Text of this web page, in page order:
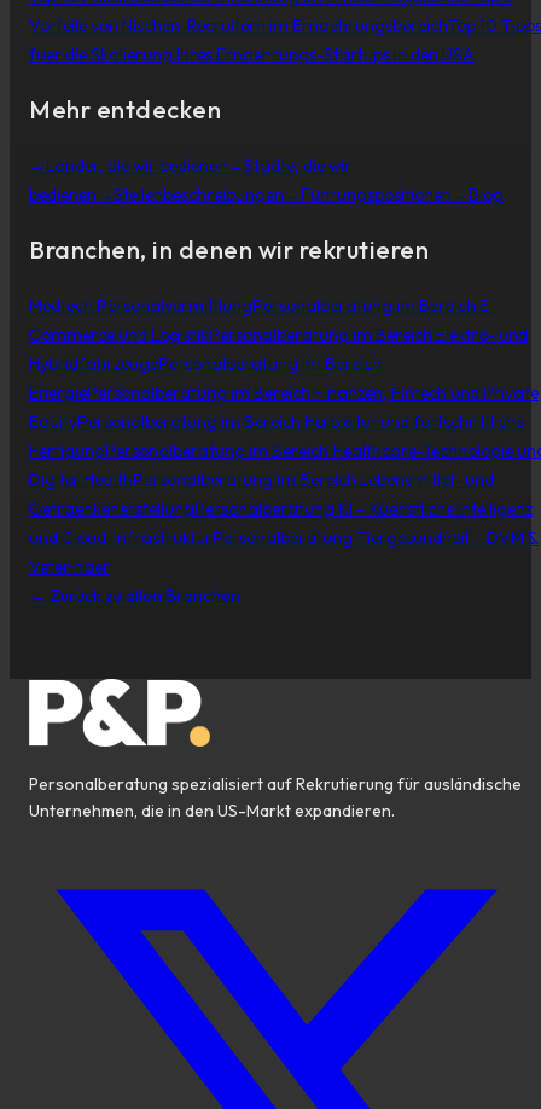
Vorteile von Nischen-Recruitern im ErnaehrungsbereichTop 10 Tipps
fuer die Skalierung Ihres Ernaehrungs-Startups in den USA
Mehr entdecken
→ Länder, die wir bedienen→Städte, die wir
bedienen→Stellenbeschreibungen→ Führungspositionen→ Blog
Branchen, in denen wir rekrutieren
Medtech PersonalvermittlungPersonalberatung im Bereich E-
Commerce und LogistikPersonalberatung im Bereich Elektro- und
HybridfahrzeugePersonalberatung im Bereich
EnergiePersonalberatung im Bereich Finanzen, Fintech und Private
EquityPersonalberatung im Bereich Halbleiter und fortschrittliche
FertigungPersonalberatung im Bereich Healthcare-Technologie
Digital HealthPersonalberatung im Bereich Lebensmittel- und
GetraenkeherstellungPersonalberatung KI – Kuenstliche Intelligenz
und Cloud-InfrastrukturPersonalberatung Tiergesundheit – DVM &
Veterinaer
← Zurück zu allen Branchen
Personalberatung spezialisiert auf Rekrutierung für ausländische
Unternehmen, die in den US-Markt expandieren.